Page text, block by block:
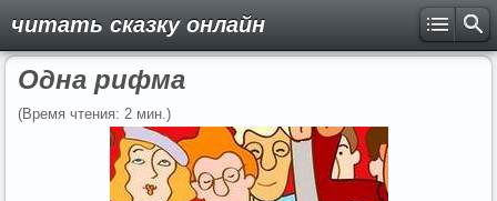
читать сказку онлайн
Одна рифма
(Время чтения: 2 мин.)